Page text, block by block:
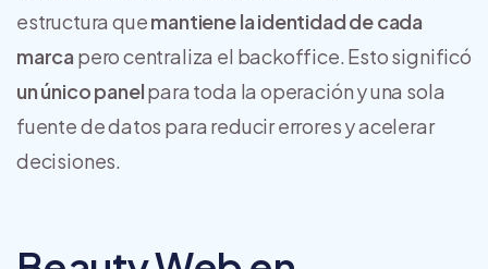
estructura quemantiene la identidad de cada
marca pero centraliza el backoffice. Esto significó
un único panelpara toda la operación y una sola
fuente de datos para reducir errores y acelerar
decisiones.